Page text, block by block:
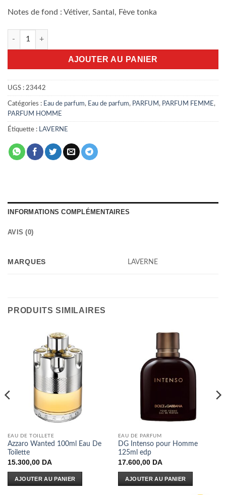
Notes de fond : Vétiver, Santal, Fève tonka
quantité de LADOR BAKHUR VALLEY 200ml
AJOUTER AU PANIER
UGS : 23442
Catégories : Eau de parfum, Eau de parfum, PARFUM , PARFUM FEMME ,
PARFUM HOMME
Étiquette : LAVERNE
INFORMATIONS COMPLÉMENTAIRES
AVIS (0)
MARQUES LAVERNE
PRODUITS SIMILAIRES
EAU DE TOILLETE
Azzaro Wanted 100ml Eau De
Toilette
15.300,00 DA
AJOUTER AU PANIER
EAU DE PARFUM
DG Intenso pour Homme
125ml edp
17.600,00 DA
AJOUTER AU PANIER